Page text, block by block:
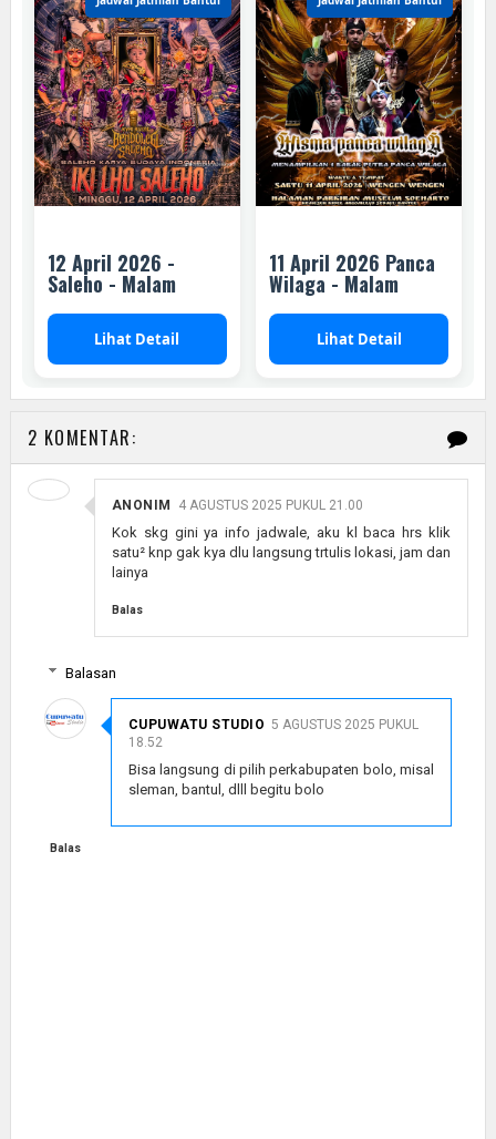
12 April 2026 -
Saleho - Malam
Lihat Detail
11 April 2026 Panca
Wilaga - Malam
Lihat Detail
2 KOMENTAR:
ANONIM 4 AGUSTUS 2025 PUKUL 21.00
Kok skg gini ya info jadwale, aku kl baca hrs klik
satu² knp gak kya dlu langsung trtulis lokasi, jam dan
lainya
Balas
Balasan
CUPUWATU STUDIO 5 AGUSTUS 2025 PUKUL
18.52
Bisa langsung di pilih perkabupaten bolo, misal
sleman, bantul, dlll begitu bolo
Balas